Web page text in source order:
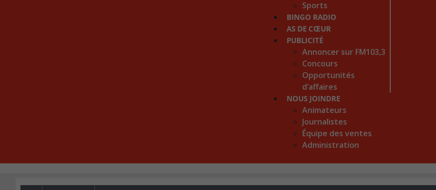
Sports
BINGO RADIO
AS DE CŒUR
PUBLICITÉ
Annoncer sur FM103,3
Concours
Opportunités
d’affaires
NOUS JOINDRE
Animateurs
Journalistes
Équipe des ventes
Administration